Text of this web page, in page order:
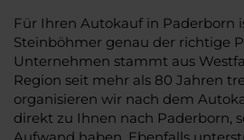
Für Ihren Autokauf in Paderborn
Steinböhmer genau der richtige
Unternehmen stammt aus
Region seit mehr als 80 Jahren
organisieren wir nach dem
direkt zu Ihnen nach Paderborn,
Aufwand haben. Ebenfalls